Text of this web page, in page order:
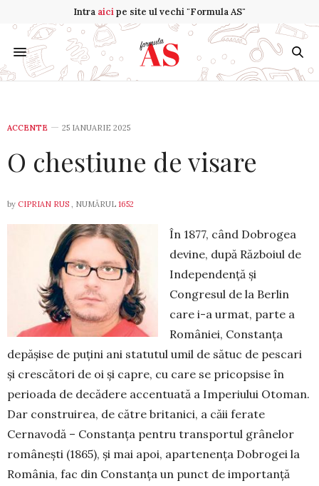
Intra aicipe site ul vechi "Formula AS"
ACCENTE 25 IANUARIE 2025
O chestiune de visare
by CIPRIAN RUS , NUMĂRUL 1652
În 1877, când Dobrogea
devine, după Războiul de
Independență și
Congresul de la Berlin
care i-a urmat, parte a
României, Constanța
depășise de puțini ani statutul umil de sătuc de pescari
și crescători de oi și capre, cu care se pricopsise în
perioada de decădere accentuată a Imperiului Otoman.
Dar construirea, de către britanici, a căii ferate
Cernavodă – Constanța pentru transportul grânelor
românești (1865), și mai apoi, apartenența Dobrogei la
România, fac din Constanța un punct de importanță